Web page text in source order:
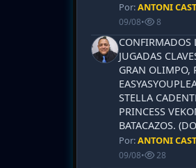
Por:ANTONI
09/08• 8
CONFIRMADOS
JUGADAS
GRAN OLIMPO,
STELLA
PRINCESS
BATACAZOS.
Por:ANTONI
09/08• 28